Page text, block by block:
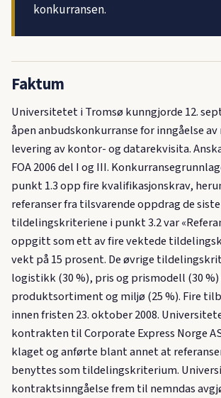
konkurransen.
Faktum
Universitetet i Tromsø kunngjorde 12.
åpen anbudskonkurranse for inngåelse
levering av kontor- og datarekvisita.
FOA 2006 del I og III.
punkt 1.3 opp fire kvalifikasjonskrav,
referanser fra tilsvarende oppdrag de
tildelingskriteriene i punkt 3.2 var
oppgitt som ett av fire vektede
vekt på 15 prosent. De øvrige
logistikk (30 %), pris og prismodell (30
produktsortiment og miljø (25 %). Fire
innen fristen 23. oktober 2008.
kontrakten til Corporate Express Norge
klaget og anførte blant annet at
benyttes som tildelingskriterium.
kontraktsinngåelse frem til nemndas